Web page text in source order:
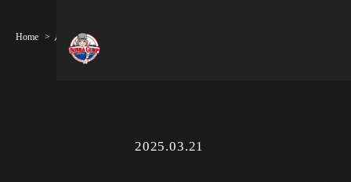
Home ルイくんのぬいぐるみ
2025.03.21